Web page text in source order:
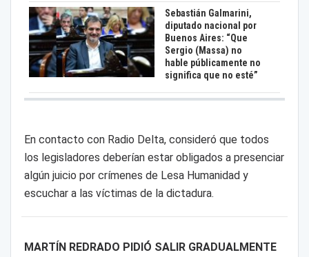
Sebastián Galmarini,
diputado nacional por
Buenos Aires: “Que
Sergio (Massa) no
hable públicamente no
significa que no esté”
En contacto con Radio Delta, consideró que todos
los legisladores deberían estar obligados a presenciar
algún juicio por crímenes de Lesa Humanidad y
escuchar a las víctimas de la dictadura.
MARTÍN REDRADO PIDIÓ SALIR GRADUALMENTE